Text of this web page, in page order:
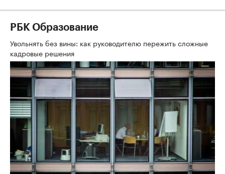
РБК Образование
Увольнять без вины: как руководителю пережить сложные
кадровые решения